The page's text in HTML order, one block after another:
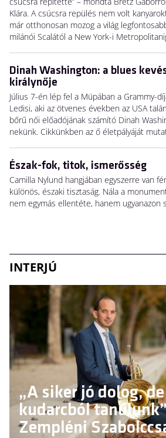
Klára. A csúcsra repülés nem volt
már otthonosan mozog a világ
milánói Scalától a New York-i
Dinah Washington: a blues
királynője
Július 7-én lép fel a Müpában a Grammy-
Ledisi, aki az ötvenes években az USA
bőrű női előadójának számító Dinah
nekünk. Cikkünkben az ő életpályáját
Észak-fok, titok, ismerősség
Camilla Nylund hangjában egyszerre van
különös, északi tisztaság. Nála a
nem egymás ellentéte, hanem ugyanazon
INTERJÚ
„A siker jó dolog, de
kudarcból
Zempléni